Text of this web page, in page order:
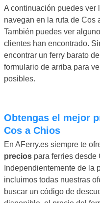
A continuación puedes ver
navegan en la ruta de Cos
También puedes ver
clientes han encontrado.
encontrar un ferry barato
formulario de arriba para
posibles.
Obtengas el mejor precio para tu ferry de
Cos a Chios
En AFerry.es siempre te
precios para ferries desde
Independientemente de la
incluimos todas nuestras
buscar un código de